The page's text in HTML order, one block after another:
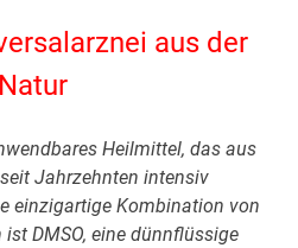
aus der
Natur
Heilmittel, das aus
Jahrzehnten intensiv
einzigartige Kombination von
DMSO, eine dünnflüssige